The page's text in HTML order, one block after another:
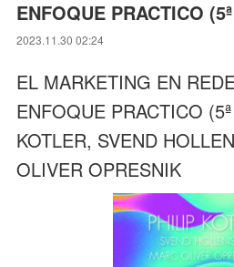
ENFOQUE PRACTICO
2023.11.30 02:24
EL MARKETING EN
ENFOQUE PRACTICO
KOTLER, SVEND
OLIVER OPRESNIK